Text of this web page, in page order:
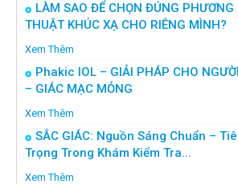
LÀM SAO ĐỂ CHỌN ĐÚNG
THUẬT KHÚC XẠ CHO RIÊNG MÌNH?
Xem Thêm
Phakic IOL – GIẢI PHÁP CHO
– GIÁC MẠC MỎNG
Xem Thêm
SẮC GIÁC: Nguồn Sáng Chuẩn –
Trọng Trong Khám Kiểm Tra...
Xem Thêm